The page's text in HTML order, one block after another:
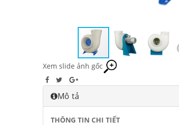
Xem slide ảnh gốc
Mô tả
THÔNG TIN CHI TIẾT